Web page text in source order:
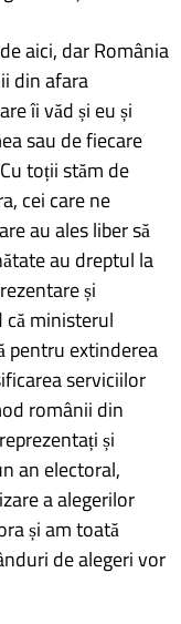
aici, dar România
din afara
îi văd și eu și
sau de fiecare
toții stăm de
cei care ne
au ales liber să
au dreptul la
și
că ministerul
pentru extinderea
serviciilor
românii din
și
an electoral,
a alegerilor
și am toată
de alegeri vor